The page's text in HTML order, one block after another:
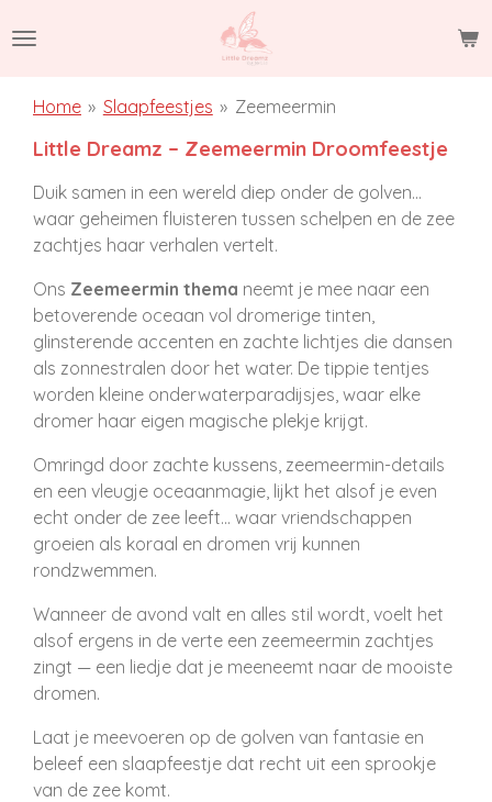
direct
Home » Slaapfeestjes » Zeemeermin
Little Dreamz – Zeemeermin Droomfeestje
Duik samen in een wereld diep onder de golven…
waar geheimen fluisteren tussen schelpen en de zee
zachtjes haar verhalen vertelt.
Ons Zeemeermin thema neemt je mee naar een
betoverende oceaan vol dromerige tinten,
glinsterende accenten en zachte lichtjes die dansen
als zonnestralen door het water. De tippie tentjes
worden kleine onderwaterparadijsjes, waar elke
dromer haar eigen magische plekje krijgt.
Omringd door zachte kussens, zeemeermin-details
en een vleugje oceaanmagie, lijkt het alsof je even
echt onder de zee leeft… waar vriendschappen
groeien als koraal en dromen vrij kunnen
rondzwemmen.
Wanneer de avond valt en alles stil wordt, voelt het
alsof ergens in de verte een zeemeermin zachtjes
zingt — een liedje dat je meeneemt naar de mooiste
dromen.
Laat je meevoeren op de golven van fantasie en
beleef een slaapfeestje dat recht uit een sprookje
van de zee komt.